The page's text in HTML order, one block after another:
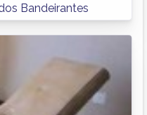
Bandeirantes